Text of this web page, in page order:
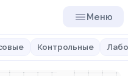
Меню
Контрольные